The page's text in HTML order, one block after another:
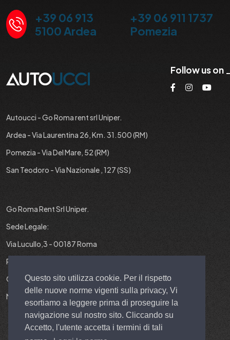
Questo sito utilizza cookie. Per il rispetto
delle nuove norme vigenti sulla privacy, Vi
esortiamo a leggere prima di proseguire la
navigazione sul nostro sito. Cliccando su
Accetto, l'utente accetta i termini di tali
+39 06 913
5100 Ardea
+39 06 911 1737
Pomezia
Follow us on
Autoucci - Go Roma rent srl Uniper.
Ardea - Via Laurentina 26, Km. 31.500 (RM)
Pomezia - Via Del Mare, 52 (RM)
San Teodoro - Via Nazionale , 127 (SS)
Go Roma Rent Srl Uniper.
Sede Legale:
Via Lucullo,3 - 00187 Roma
P.IVA : 12829431001
Cap. Soc. : 10.000 EURO I.V.
N° REA : RM-1403299